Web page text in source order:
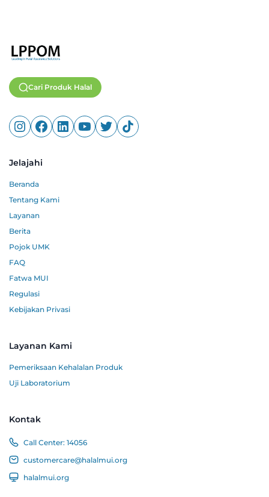
Cari Produk Halal
Jelajahi
Beranda
Tentang Kami
Layanan
Berita
Pojok UMK
FAQ
Fatwa MUI
Regulasi
Kebijakan Privasi
Layanan Kami
Pemeriksaan Kehalalan Produk
Uji Laboratorium
Kontak
Call Center: 14056
customercare@halalmui.org
halalmui.org